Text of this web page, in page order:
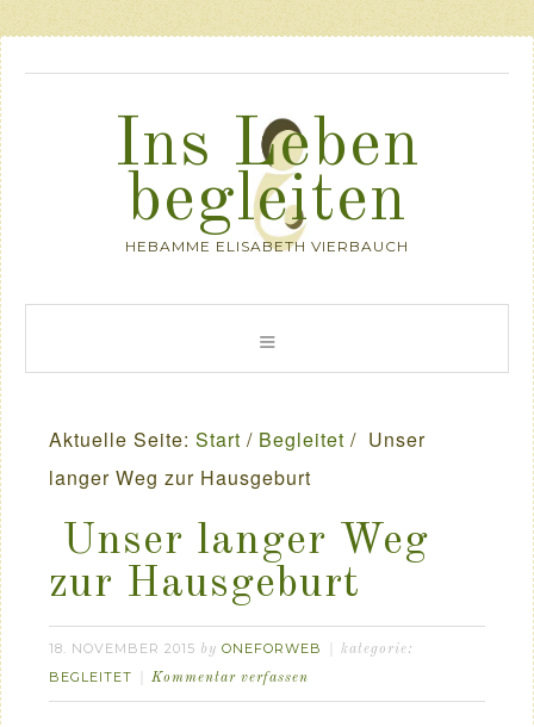
Ins Leben
begleiten
HEBAMME ELISABETH VIERBAUCH
Aktuelle Seite:Start / Begleitet / Unser
langer Weg zur Hausgeburt
Unser langer Weg
zur Hausgeburt
18. NOVEMBER 2015 byONEFORWEB kategorie:
BEGLEITET Kommentar verfassen